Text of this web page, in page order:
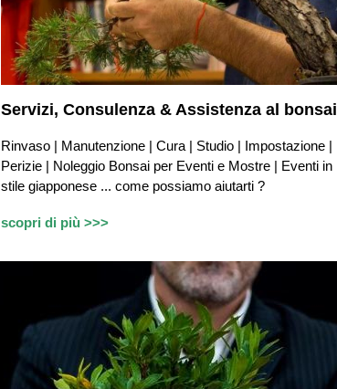
Servizi,Consulenza & Assistenzaal bonsai
Rinvaso | Manutenzione | Cura | Studio | Impostazione |
Perizie | Noleggio Bonsai per Eventi e Mostre | Eventi in
stile giapponese ...come possiamo aiutarti ?
scopri di più >>>